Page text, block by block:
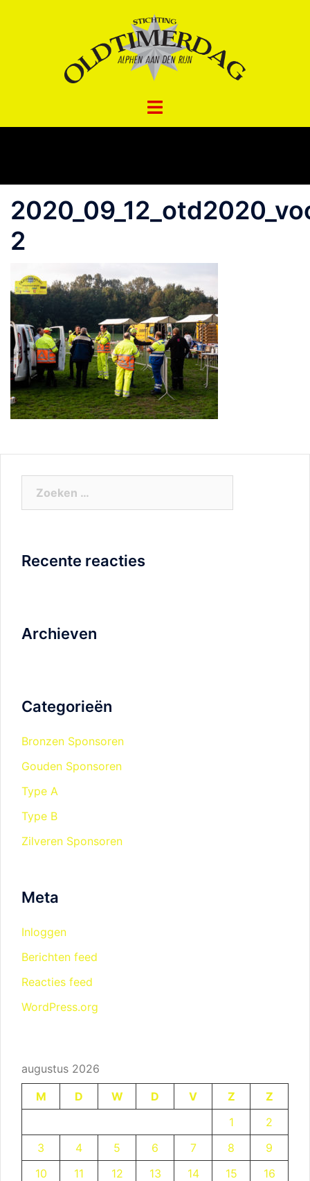
2
Recente reacties
Archieven
Categorieën
Bronzen Sponsoren
Gouden Sponsoren
Type A
Type B
Zilveren Sponsoren
Meta
Inloggen
Berichten feed
Reacties feed
WordPress.org
augustus 2026
M
D W D V Z
Z
1
2
3
4 5 6 7 8
9
10
11 12 13 14 15
16